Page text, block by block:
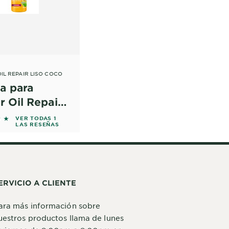
REPAIR LISO COCO
para
Oil Repair
5 stars based on reviews
VER TODAS 1
LAS RESEÑAS
A CLIENTE
más información sobre
productos llama de lunes